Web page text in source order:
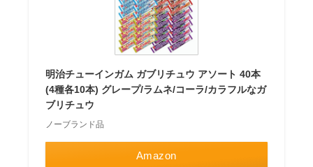
明治チューインガム ガブリチュウ アソート 40本
(4種各10本) グレープ/ラムネ/コーラ/カラフルなガ
ブリチュウ
ノーブランド品
Amazon